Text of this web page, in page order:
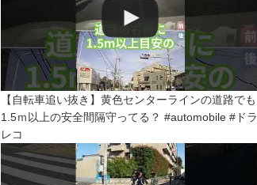
【自転車追い抜き】黄色センターラインの道路でも
1.5ｍ以上の安全間隔守ってる？ #automobile #ドラ
レコ